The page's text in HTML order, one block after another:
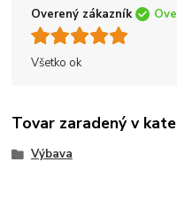
Overený zákazník
Všetko ok
Tovar zaradený v
Výbava